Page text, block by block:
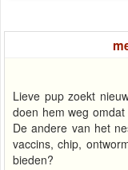
Lieve pup zoekt
doen hem weg
De andere van het
vaccins, chip,
bieden?